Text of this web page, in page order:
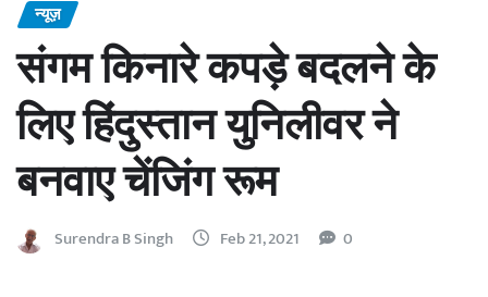
न्यूज़
संगम किनारे कपड़े बदलने के
लिए हिंदुस्तान युनिलीवर ने
बनवाए चेंजिंग रूम
Surendra B Singh Feb 21, 2021 0